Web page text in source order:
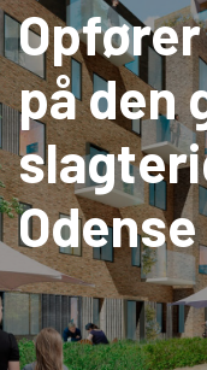
på den
Odense